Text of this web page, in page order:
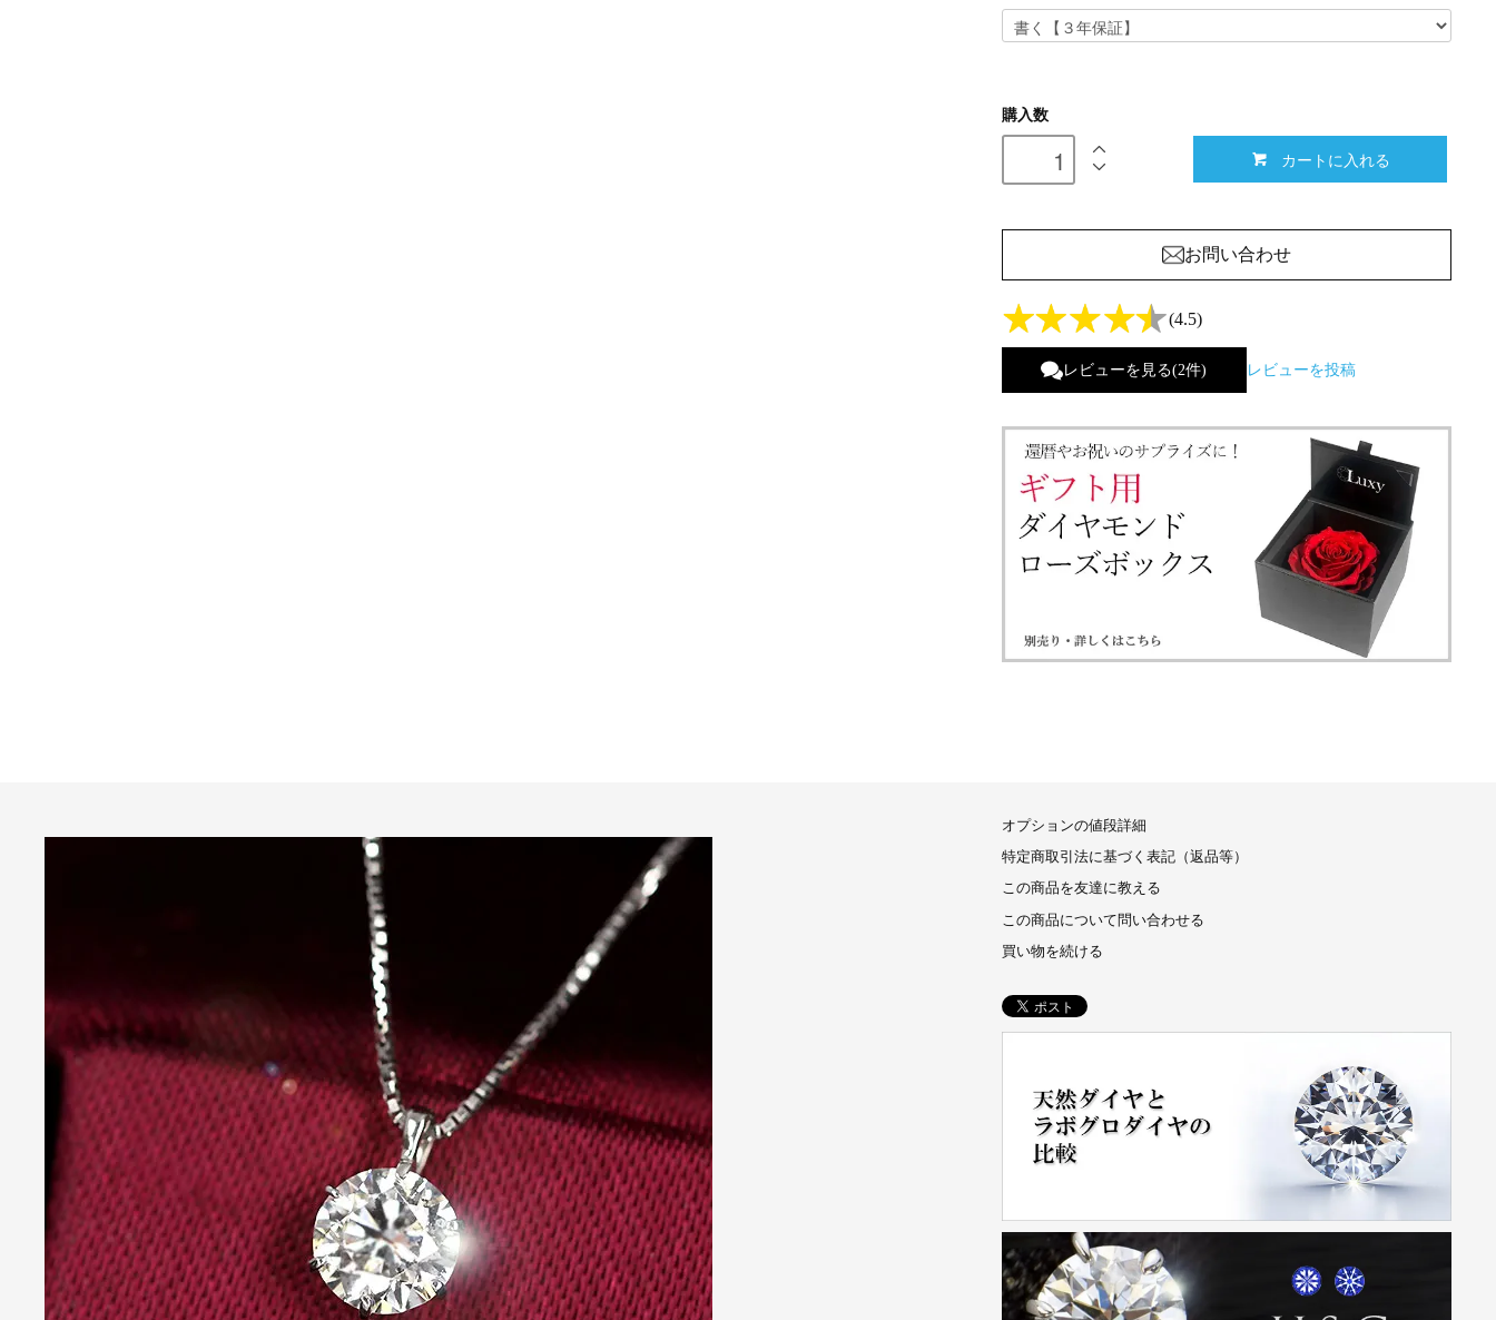
購入数
カートに入れる
お問い合わせ
(4.5)
レビューを見る(2件) レビューを投稿
オプションの値段詳細
特定商取引法に基づく表記（返品等）
この商品を友達に教える
この商品について問い合わせる
買い物を続ける